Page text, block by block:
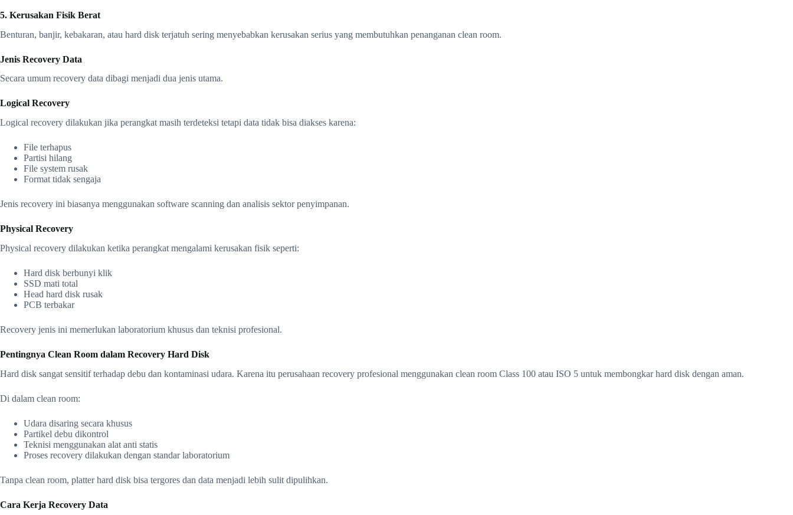
5. Kerusakan Fisik Berat
Benturan, banjir, kebakaran, atau hard disk terjatuh sering menyebabkan kerusakan serius yang membutuhkan penanganan clean room.
Jenis Recovery Data
Secara umum recovery data dibagi menjadi dua jenis utama.
Logical Recovery
Logical recovery dilakukan jika perangkat masih terdeteksi tetapi data tidak bisa diakses karena:
File terhapus
Partisi hilang
File system rusak
Format tidak sengaja
Jenis recovery ini biasanya menggunakan software scanning dan analisis sektor penyimpanan.
Physical Recovery
Physical recovery dilakukan ketika perangkat mengalami kerusakan fisik seperti:
Hard disk berbunyi klik
SSD mati total
Head hard disk rusak
PCB terbakar
Recovery jenis ini memerlukan laboratorium khusus dan teknisi profesional.
Pentingnya Clean Room dalam Recovery Hard Disk
Hard disk sangat sensitif terhadap debu dan kontaminasi udara. Karena itu perusahaan recovery profesional menggunakan clean room Class 100 atau ISO 5 untuk membongkar hard disk dengan aman.
Di dalam clean room:
Udara disaring secara khusus
Partikel debu dikontrol
Teknisi menggunakan alat anti statis
Proses recovery dilakukan dengan standar laboratorium
Tanpa clean room, platter hard disk bisa tergores dan data menjadi lebih sulit dipulihkan.
Cara Kerja Recovery Data